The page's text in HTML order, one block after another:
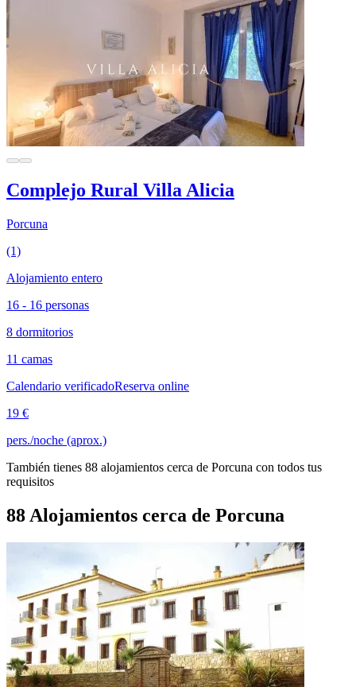
Complejo Rural Villa Alicia
Porcuna
(1)
Alojamiento entero
16 - 16 personas
8 dormitorios
11 camas
Calendario verificadoReserva online
19 €
pers./noche (aprox.)
También tienes 88 alojamientos cerca de Porcuna con todos tus
requisitos
88 Alojamientos cerca de Porcuna